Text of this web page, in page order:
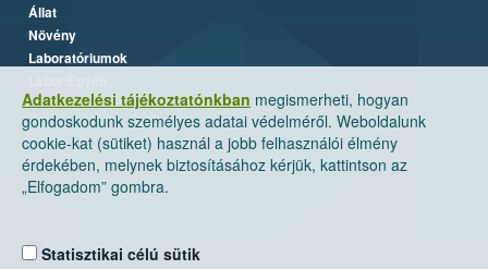
Adatkezelési tájékoztatónkban megismerheti, hogyan
gondoskodunk személyes adatai védelméről. Weboldalunk
cookie-kat (sütiket) használ a jobb felhasználói élmény
érdekében, melynek biztosításához kérjük, kattintson az
„Elfogadom” gombra.
Statisztikai célú sütik
Állat
Növény
Laboratóriumok